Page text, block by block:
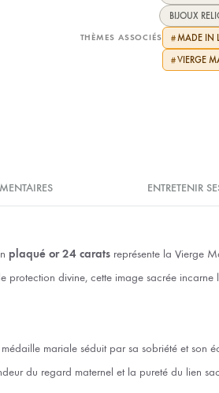
BIJOUX
THÈMES ASSOCIÉS # MADE IN
#VIERGE
ENTRETENIR
plaqué or 24 carats représente la Vierge
protection divine, cette image sacrée
mariale séduit par sa sobriété et son
du regard maternel et la pureté du lien